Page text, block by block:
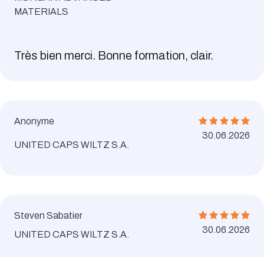
MATERIALS
Très bien merci. Bonne formation, clair.
Anonyme
UNITED CAPS WILTZ S.A.
30.06.2026
Steven Sabatier
UNITED CAPS WILTZ S.A.
30.06.2026